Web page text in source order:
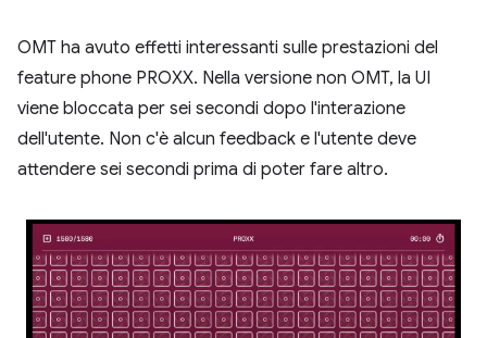
OMT ha avuto effetti interessanti sulle prestazioni del
feature phone PROXX. Nella versione non OMT, la UI
viene bloccata per sei secondi dopo l'interazione
dell'utente. Non c'è alcun feedback e l'utente deve
attendere sei secondi prima di poter fare altro.